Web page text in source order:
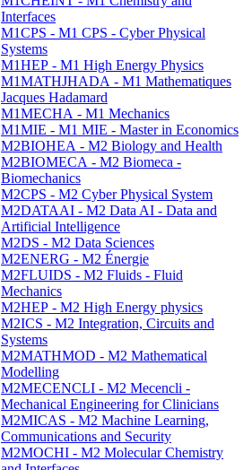
Interfaces
M1CPS - M1 CPS - Cyber Physical
Systems
M1HEP - M1 High Energy Physics
M1MATHJHADA - M1 Mathematiques
Jacques Hadamard
M1MECHA - M1 Mechanics
M1MIE - M1 MIE - Master in Economics
M2BIOHEA - M2 Biology and Health
M2BIOMECA - M2 Biomeca -
Biomechanics
M2CPS - M2 Cyber Physical System
M2DATAAI - M2 Data AI - Data and
Artificial Intelligence
M2DS - M2 Data Sciences
M2ENERG - M2 Énergie
M2FLUIDS - M2 Fluids - Fluid
Mechanics
M2HEP - M2 High Energy physics
M2ICS - M2 Integration, Circuits and
Systems
M2MATHMOD - M2 Mathematical
Modelling
M2MECENCLI - M2 Mecencli -
Mechanical Engineering for Clinicians
M2MICAS - M2 Machine Learning,
Communications and Security
M2MOCHI - M2 Molecular Chemistry